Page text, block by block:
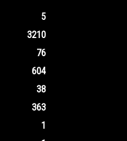
5
3210
76
604
38
363
1